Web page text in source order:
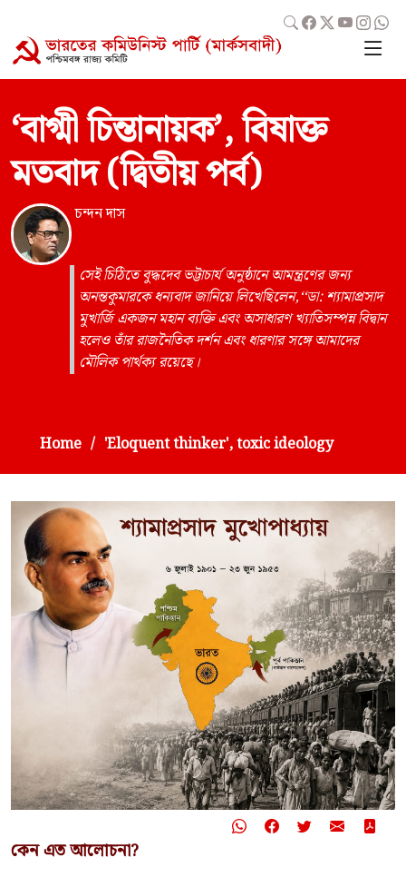
‘বাগ্মী চিন্তানায়ক’, বিষাক্ত
মতবাদ (দ্বিতীয় পর্ব)
চন্দন দাস
সেই চিঠিতে বুদ্ধদেব ভট্টাচার্য অনুষ্ঠানে আমন্ত্রণের জন্য
অনন্তকুমারকে ধন্যবাদ জানিয়ে লিখেছিলেন,‘‘ডা: শ্যামাপ্রসাদ
মুখার্জি একজন মহান ব্যক্তি এবং অসাধারণ খ্যাতিসম্পন্ন বিদ্বান
হলেও তাঁর রাজনৈতিক দর্শন এবং ধারণার সঙ্গে আমাদের
মৌলিক পার্থক্য রয়েছে।
Home 'Eloquent thinker', toxic ideology
কেন এত আলোচনা?